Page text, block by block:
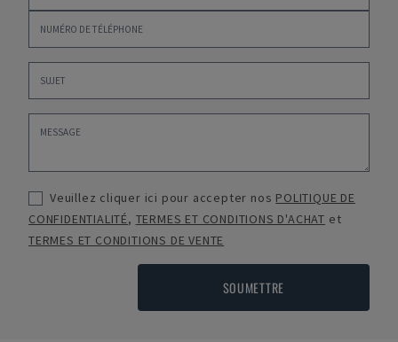
Veuillez cliquer ici pour accepter nos POLITIQUE DE
CONFIDENTIALITÉ, TERMES ET CONDITIONS D'ACHAT et
TERMES ET CONDITIONS DE VENTE
SOUMETTRE